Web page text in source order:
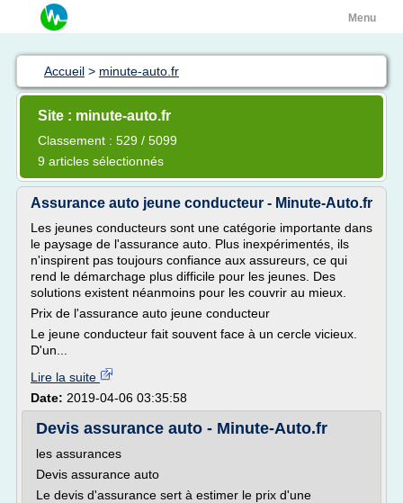
Menu
Accueil > minute-auto.fr
Site : minute-auto.fr
Classement : 529 / 5099
9 articles sélectionnés
Assurance auto jeune conducteur - Minute-Auto.fr
Les jeunes conducteurs sont une catégorie importante dans
le paysage de l'assurance auto. Plus inexpérimentés, ils
n'inspirent pas toujours confiance aux assureurs, ce qui
rend le démarchage plus difficile pour les jeunes. Des
solutions existent néanmoins pour les couvrir au mieux.
Prix de l'assurance auto jeune conducteur
Le jeune conducteur fait souvent face à un cercle vicieux.
D'un...
Lire la suite
Date: 2019-04-06 03:35:58
Devis assurance auto - Minute-Auto.fr
les assurances
Devis assurance auto
Le devis d'assurance sert à estimer le prix d'une